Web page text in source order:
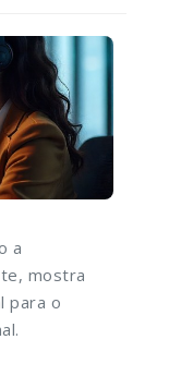
a
mostra
para o